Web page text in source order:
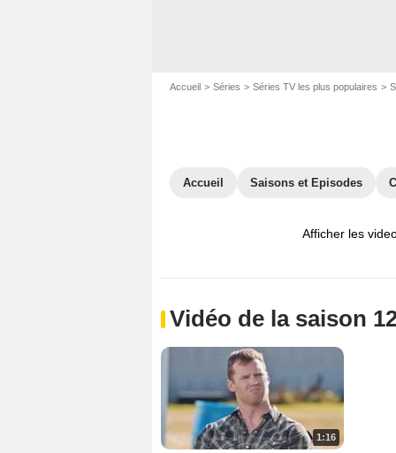
Accueil Séries Séries TV les plus populaires
Accueil Saisons et Episodes
Afficher les
Vidéo de la saison
1:16